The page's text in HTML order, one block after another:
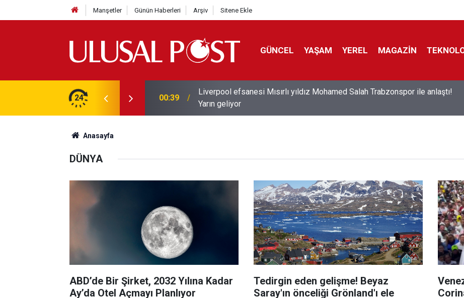
Manşetler Günün Haberleri Arşiv Sitene Ekle
GÜNCEL YAŞAM YEREL MAGAZİN
24 00:39
Liverpool efsanesi Mısırlı yıldız Mohamed Salah Trabzonspor ile anlaştı!
Yarın geliyor
Anasayfa
DÜNYA
ABD’de Bir Şirket, 2032 Yılına Kadar
Ay’da Otel Açmayı Planlıyor
Tedirgin eden gelişme! Beyaz
Saray'ın önceliği Grönland'ı ele